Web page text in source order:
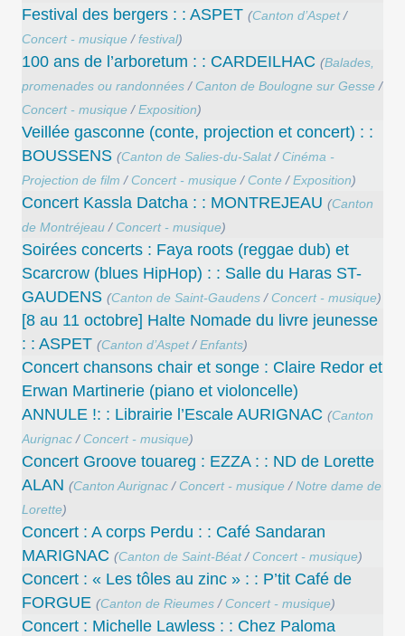
Festival des bergers : : ASPET (Canton d’Aspet/
Concert - musique /festival)
100 ans de l’arboretum : : CARDEILHAC (Balades,
promenades ou randonnées / Canton de Boulogne sur Gesse /
Concert - musique /Exposition)
Veillée gasconne (conte, projection et concert) : :
BOUSSENS (Canton de Salies-du-Salat/ Cinéma -
Projection de film / Concert - musique / Conte /Exposition)
Concert Kassla Datcha : : MONTREJEAU (Canton
de Montréjeau / Concert - musique)
Soirées concerts : Faya roots (reggae dub) et
Scarcrow (blues HipHop) : : Salle du Haras ST-
GAUDENS (Canton de Saint-Gaudens / Concert - musique)
[8 au 11 octobre] Halte Nomade du livre jeunesse
: : ASPET (Canton d’Aspet/Enfants)
Concert chansons chair et songe : Claire Redor et
Erwan Martinerie (piano et violoncelle)
ANNULE !: : Librairie l’Escale AURIGNAC (Canton
Aurignac / Concert - musique)
Concert Groove touareg : EZZA : : ND de Lorette
ALAN (Canton Aurignac / Concert - musique /Notre dame de
Lorette)
Concert : A corps Perdu : : Café Sandaran
MARIGNAC (Canton de Saint-Béat/ Concert - musique)
Concert : « Les tôles au zinc » : : P’tit Café de
FORGUE (Canton de Rieumes / Concert - musique)
Concert : Michelle Lawless : : Chez Paloma